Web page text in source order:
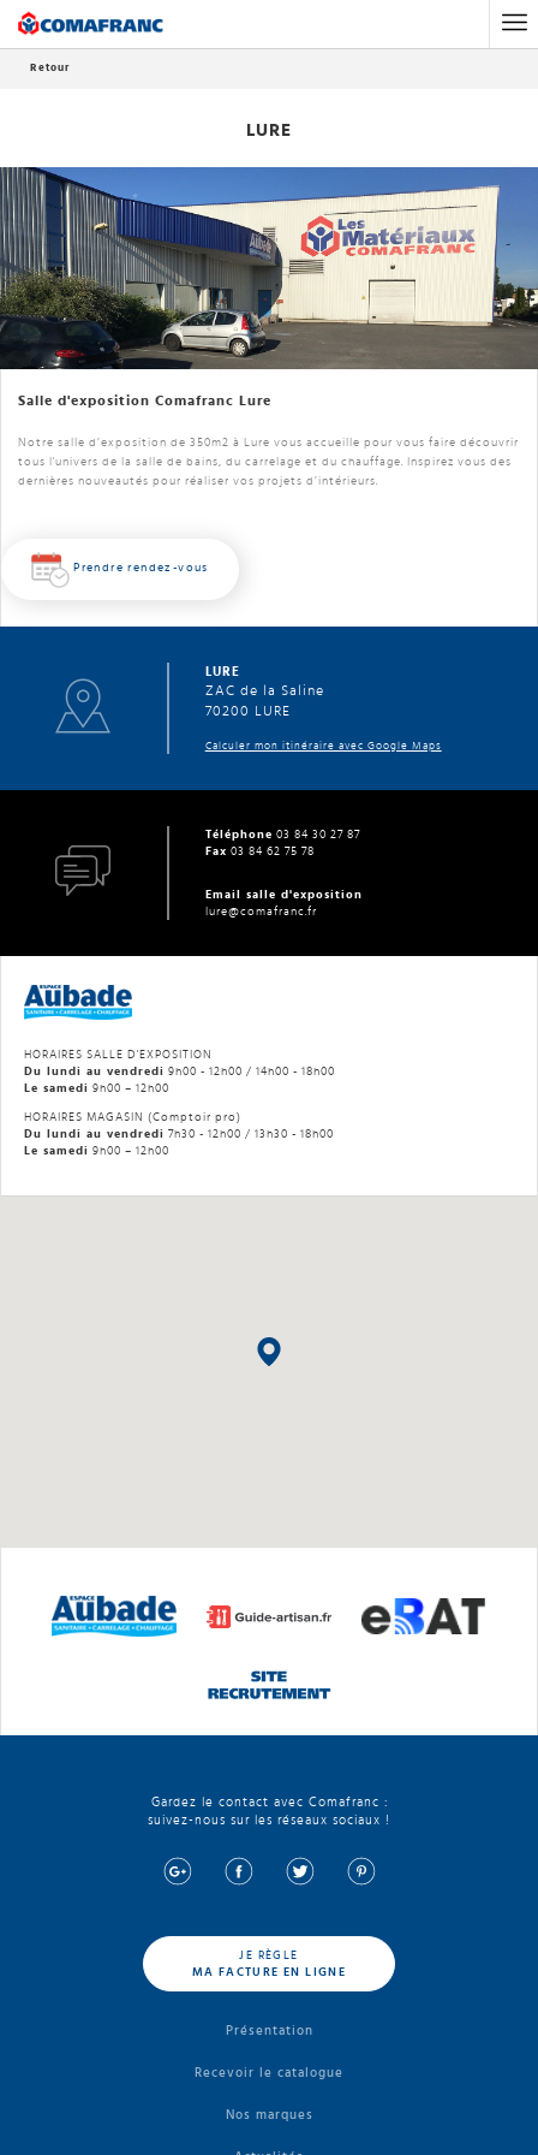
Points de vente
LURE
Retour
Salle d'exposition Comafranc Lure
Notre salle d’exposition de 350m2 à Lure vous accueille pour vous faire découvrir
tous l'univers de la salle de bains, du carrelage et du chauffage. Inspirez vous des
dernières nouveautés pour réaliser vos projets d’intérieurs.
Prendre rendez-vous
LURE
ZAC de la Saline
70200 LURE
Calculer mon itinéraire avec Google Maps
Téléphone 03 84 30 27 87
Fax 03 84 62 75 78
Email salle d'exposition
lure@comafranc.fr
HORAIRES SALLE D'EXPOSITION
Du lundi au vendredi 9h00 - 12h00 / 14h00 - 18h00
Le samedi 9h00 – 12h00
HORAIRES MAGASIN (Comptoir pro)
Du lundi au vendredi 7h30 - 12h00 / 13h30 - 18h00
Le samedi 9h00 – 12h00
Gardez le contact avec Comafranc :
suivez-nous sur les réseaux sociaux !
JE RÈGLE
MA FACTURE EN LIGNE
Présentation
Recevoir le catalogue
Nos marques